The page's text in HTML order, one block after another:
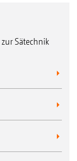
Sätechnik